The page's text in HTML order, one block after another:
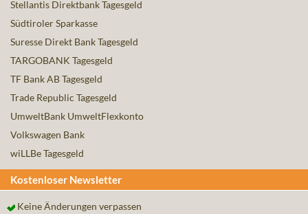
Stellantis Direktbank Tagesgeld
Südtiroler Sparkasse
Suresse Direkt Bank Tagesgeld
TARGOBANK Tagesgeld
TF Bank AB Tagesgeld
Trade Republic Tagesgeld
UmweltBank UmweltFlexkonto
Volkswagen Bank
wiLLBe Tagesgeld
Kostenloser Newsletter
Keine Änderungen verpassen